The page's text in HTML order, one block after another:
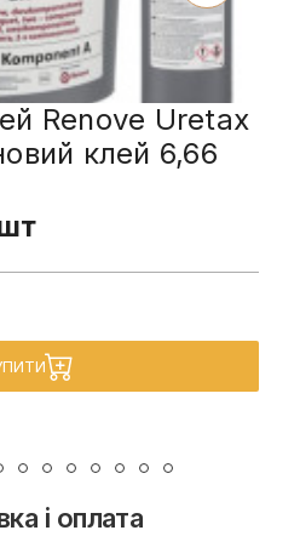
Renove Uretax
клей 6,66
і оплата